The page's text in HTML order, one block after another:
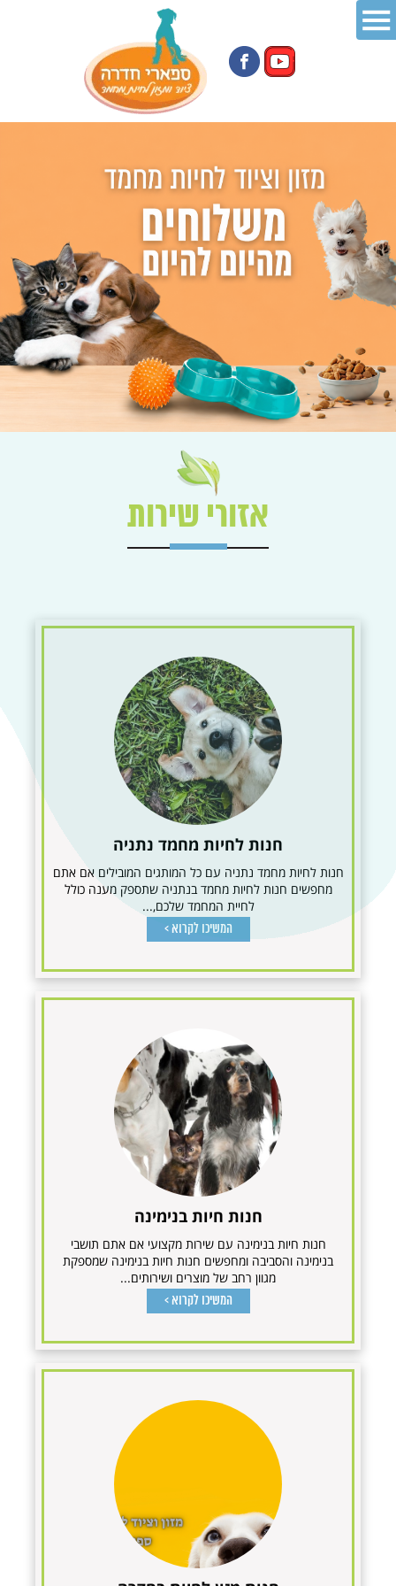
אזורי שירות
חנות לחיות מחמד נתניה
חנות לחיות מחמד נתניה עם כל המותגים המובילים אם אתם
מחפשים חנות לחיות מחמד בנתניה שתספק מענה כולל
לחיית המחמד שלכם,...
המשיכו לקרוא >
חנות חיות בנימינה
חנות חיות בנימינה עם שירות מקצועי אם אתם תושבי
בנימינה והסביבה ומחפשים חנות חיות בנימינה שמספקת
מגוון רחב של מוצרים ושירותים...
המשיכו לקרוא >